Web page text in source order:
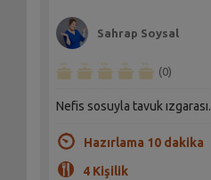
Sahrap Soysal
(0)
Nefis sosuyla tavuk ızgarası.
Hazırlama 10 dakika
4 Kişilik